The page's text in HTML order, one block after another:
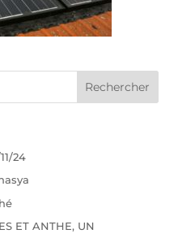
24
ET ANTHE, UN